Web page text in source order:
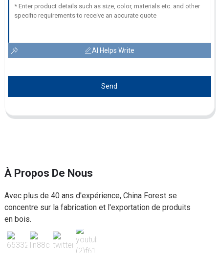
AI Helps Write
Send
À Propos De Nous
Avec plus de 40 ans d'expérience, China Forest se
concentre sur la fabrication et l'exportation de produits
en bois.